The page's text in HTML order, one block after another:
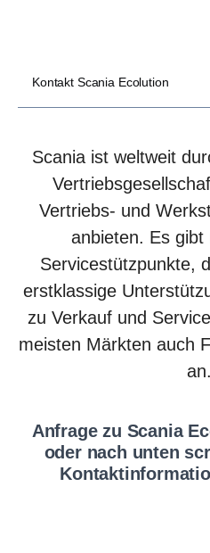
Kontakt Scania Ecolution
Scania ist weltweit
Vertriebs- und
anbieten. Es
Servicestützpunkte,
erstklassige
zu Verkauf und
meisten Märkten auch
an.
Anfrage zu Scania Ecolu­tion abschi­cken
oder nach unten